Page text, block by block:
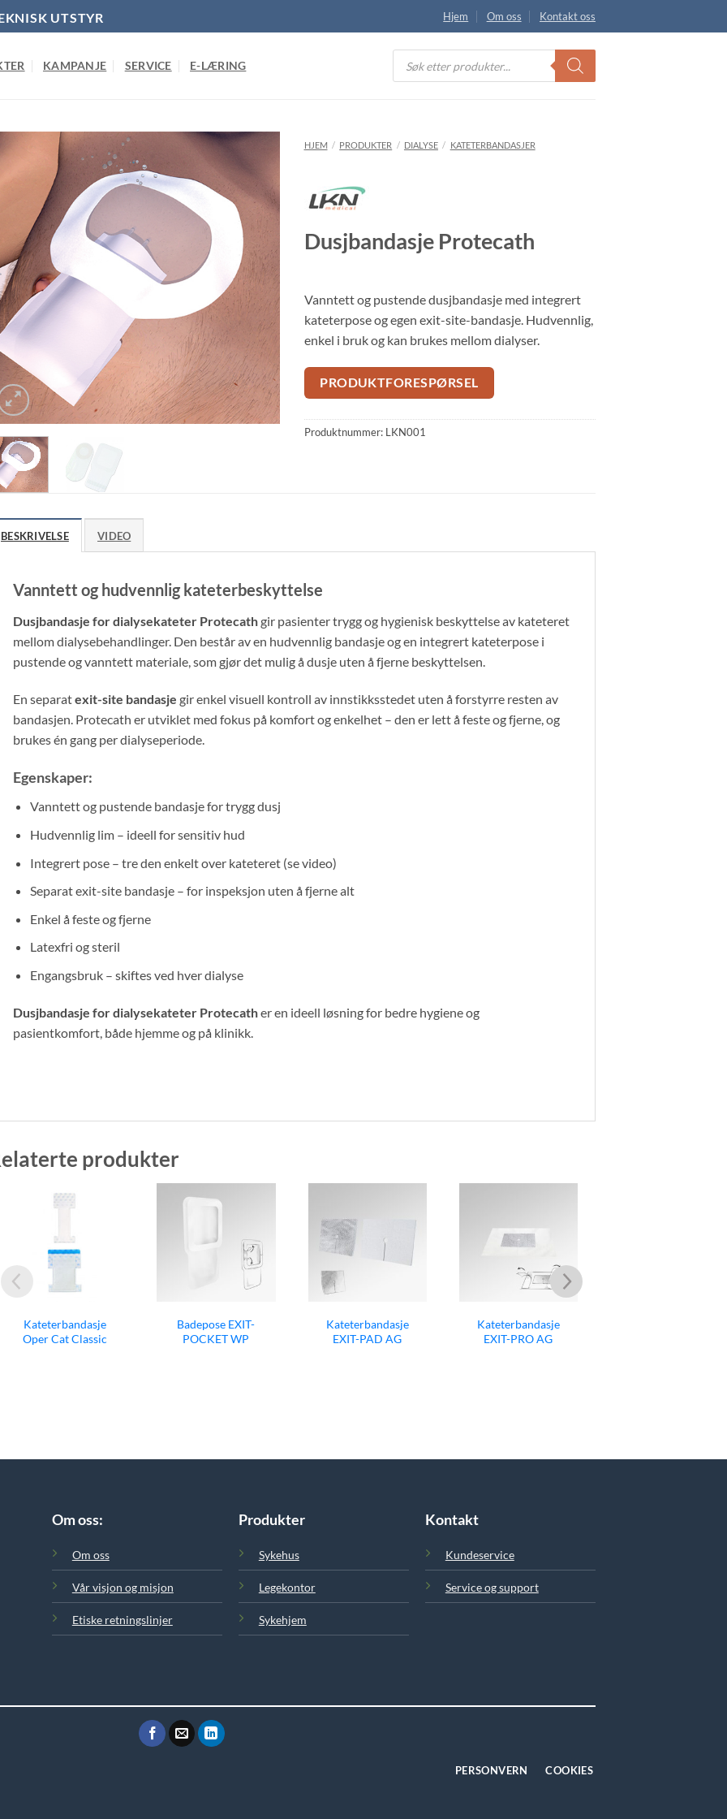
UTSTYR Hjem Om oss Kontakt oss
KAMPANJE SERVICE E-LÆRING
Products
search
HJEM / PRODUKTER / DIALYSE / KATETERBANDASJER
Dusjbandasje Protecath
Vanntett og pustende dusjbandasje med integrert
kateterpose og egen exit-site-bandasje. Hudvennlig,
enkel i bruk og kan brukes mellom dialyser.
PRODUKTFORESPØRSEL
Produktnummer: LKN001
BESKRIVELSE VIDEO
Vanntett og hudvennlig kateterbeskyttelse
Dusjbandasje for dialysekateter Protecathgir pasienter trygg og hygienisk beskyttelse av kateteret
mellom dialysebehandlinger. Den består av en hudvennlig bandasje og en integrert kateterpose i
pustende og vanntett materiale, som gjør det mulig å dusje uten å fjerne beskyttelsen.
En separatexit-site bandasje gir enkel visuell kontroll av innstikksstedet uten å forstyrre resten av
bandasjen. Protecath er utviklet med fokus på komfort og enkelhet – den er lett å feste og fjerne, og
brukes én gang per dialyseperiode.
Egenskaper:
Vanntett og pustende bandasje for trygg dusj
Hudvennlig lim – ideell for sensitiv hud
Integrert pose – tre den enkelt over kateteret (se video)
Separat exit-site bandasje – for inspeksjon uten å fjerne alt
Enkel å feste og fjerne
Latexfri og steril
Engangsbruk – skiftes ved hver dialyse
Dusjbandasje for dialysekateter Protecather en ideell løsning for bedre hygiene og
pasientkomfort, både hjemme og på klinikk.
produkter
Badepose EXIT-
POCKET WP
Kateterbandasje
EXIT-PAD AG
Kateterbandasje
EXIT-PRO AG
Kateterbandasje
Solukat Si™
Om oss:
Om oss
Vår visjon og misjon
Etiske retningslinjer
Produkter
Sykehus
Legekontor
Sykehjem
Kontakt
Kundeservice
Service og support
PERSONVERN COOKIES